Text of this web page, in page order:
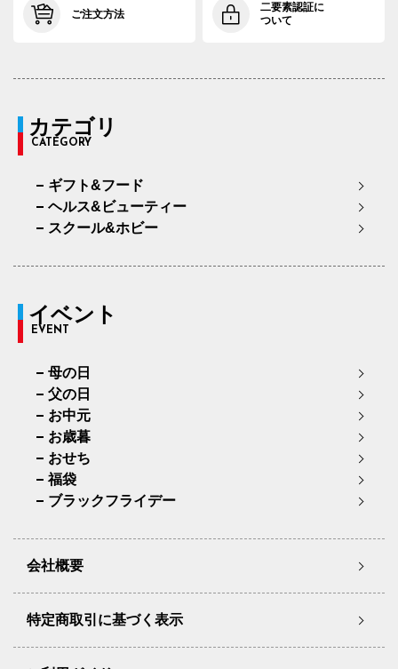
ご注文方法
二要素認証に
ついて
カテゴリ
CATEGORY
ギフト&フード
ヘルス&ビューティー
スクール&ホビー
イベント
EVENT
母の日
父の日
お中元
お歳暮
おせち
福袋
ブラックフライデー
会社概要
特定商取引に基づく表示